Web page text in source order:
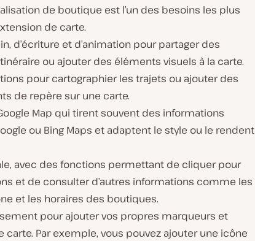
de boutique est l’un des besoins les plus
de carte.
d’écriture et d’animation pour partager des
ou ajouter des éléments visuels à la carte.
pour cartographier les trajets ou ajouter des
de repère sur une carte.
Map qui tirent souvent des informations
ou Bing Maps et adaptent le style ou le rendent
avec des fonctions permettant de cliquer pour
et de consulter d’autres informations comme les
et les horaires des boutiques.
pour ajouter vos propres marqueurs et
carte. Par exemple, vous pouvez ajouter une icône